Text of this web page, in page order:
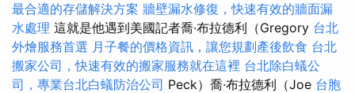
最合適的存儲解決方案 牆壁漏水修復，快速有效的牆面漏
水處理 這就是他遇到美國記者喬·布拉德利（Gregory 台北
外燴服務首選 月子餐的價格資訊，讓您規劃產後飲食 台北
搬家公司，快速有效的搬家服務就在這裡 台北除白蟻公
司，專業台北白蟻防治公司 Peck）喬·布拉德利（Joe 台胞